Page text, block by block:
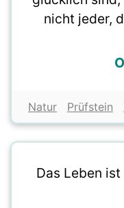
nicht jeder,
Natur Prüfstein
Das Leben